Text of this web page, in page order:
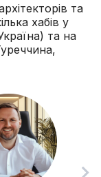
та
хабів у
та на